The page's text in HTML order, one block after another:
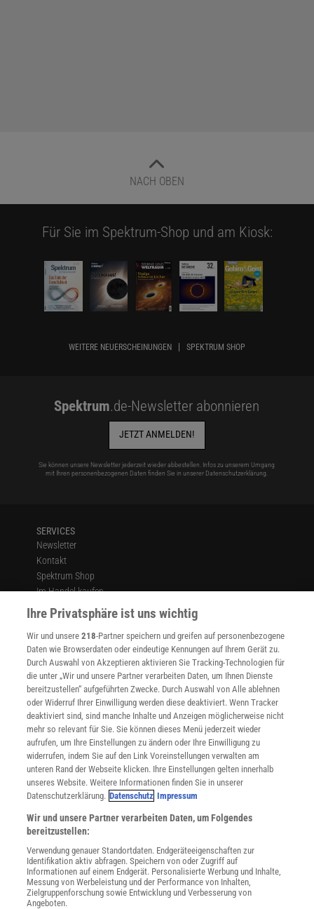
NACH OBEN
Für Sie im Spektrum-Shop und am Kiosk:
WEITERE NEUERSCHEINUNGEN SPEKTRUM SHOP
Spektrum.de-Newsletter abonnieren
JETZT ANMELDEN!
Sie können unsere Newsletter jederzeit wieder abbestellen. Infos zu unserem Umgang
mit Ihren personenbezogenen Daten finden Sie in unserer Datenschutzerklärung
SERVICES
Newsletter
Kontakt
Spektrum Shop
Im Handel kaufen
Presse
Verträge kündigen
Widerruf
INFO
Mediadaten
Datenschutz
Nutzungsbedingungen
Cookie-Einstellungen
Utiq verwalten
Nutzungsbasierte Onlinewerbung
Alle Artikel
Impressum
Angebote für Schulen
Angebote für Institutionen
Sprachen lernen mit Gymglish
Lexika
Für Spektrum schreiben
Zugänglichkeitserklärung
Ihre Privatsphäre ist uns wichtig
Wir und unsere218-Partner speichern und greifen auf personenbezogene
Daten wie Browserdaten oder eindeutige Kennungen auf Ihrem Gerät zu.
Durch Auswahl von Akzeptieren aktivieren Sie Tracking-Technologien für
die unter „Wir und unsere Partner verarbeiten Daten, um Ihnen Dienste
bereitzustellen“ aufgeführten Zwecke. Durch Auswahl von Alle ablehnen
oder Widerruf Ihrer Einwilligung werden diese deaktiviert. Wenn Tracker
deaktiviert sind, sind manche Inhalte und Anzeigen möglicherweise nicht
mehr so relevant für Sie. Sie können dieses Menü jederzeit wieder
aufrufen, um Ihre Einstellungen zu ändern oder Ihre Einwilligung zu
widerrufen, indem Sie auf den Link Voreinstellungen verwalten am
unteren Rand der Webseite klicken. Ihre Einstellungen gelten innerhalb
unseres Website. Weitere Informationen finden Sie in unserer
Datenschutzerklärung. Datenschutz Impressum
Wir und unsere Partner verarbeiten Daten, um Folgendes
bereitzustellen:
Verwendung genauer Standortdaten. Endgeräteeigenschaften zur
Identifikation aktiv abfragen. Speichern von oder Zugriff auf
Informationen auf einem Endgerät. Personalisierte Werbung und Inhalte,
Messung von Werbeleistung und der Performance von Inhalten,
Zielgruppenforschung sowie Entwicklung und Verbesserung von
Angeboten.